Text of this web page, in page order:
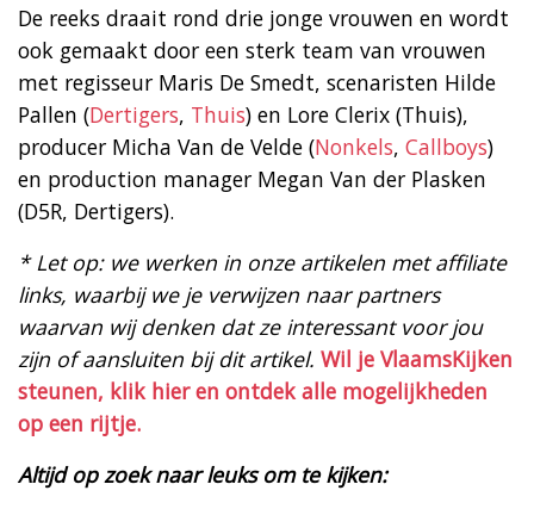
De reeks draait rond drie jonge vrouwen en wordt
ook gemaakt door een sterk team van vrouwen
met regisseur Maris De Smedt, scenaristen Hilde
Pallen (Dertigers, Thuis) en Lore Clerix (Thuis),
producer Micha Van de Velde (Nonkels, Callboys)
en production manager Megan Van der Plasken
(D5R, Dertigers).
* Let op: we werken in onze artikelen met affiliate
links, waarbij we je verwijzen naar partners
waarvan wij denken dat ze interessant voor jou
zijn of aansluiten bij dit artikel. Wil je VlaamsKijken
steunen, klik hier en ontdek alle mogelijkheden
op een rijtje.
Altijd op zoek naar leuks om te kijken: